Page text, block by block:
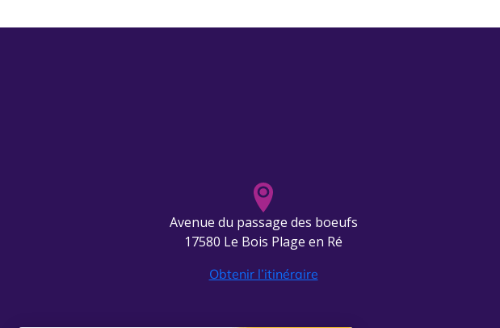
Avenue du passage des boeufs
17580 Le Bois Plage en Ré
Obtenir l’itinéraire